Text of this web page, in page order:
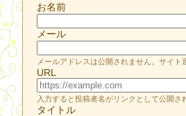
お名前
メール
メールアドレスは公開されません。サイト
URL
入力すると投稿者名がリンクとして公開さ
タイトル